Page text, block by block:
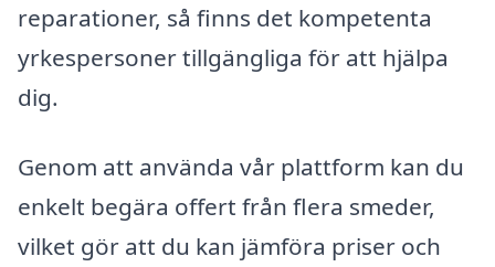
reparationer, så finns det kompetenta
yrkespersoner tillgängliga för att hjälpa
dig.
Genom att använda vår plattform kan du
enkelt begära offert från flera smeder,
vilket gör att du kan jämföra priser och